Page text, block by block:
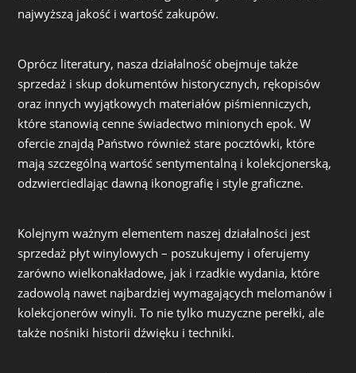
najwyższą jakość i wartość zakupów.
Oprócz literatury, nasza działalność obejmuje także
sprzedaż i skup dokumentów historycznych, rękopisów
oraz innych wyjątkowych materiałów piśmienniczych,
które stanowią cenne świadectwo minionych epok. W
ofercie znajdą Państwo również stare pocztówki, które
mają szczególną wartość sentymentalną i kolekcjonerską,
odzwierciedlając dawną ikonografię i style graficzne.
Kolejnym ważnym elementem naszej działalności jest
sprzedaż płyt winylowych – poszukujemy i oferujemy
zarówno wielkonakładowe, jak i rzadkie wydania, które
zadowolą nawet najbardziej wymagających melomanów i
kolekcjonerów winyli. To nie tylko muzyczne perełki, ale
także nośniki historii dźwięku i techniki.